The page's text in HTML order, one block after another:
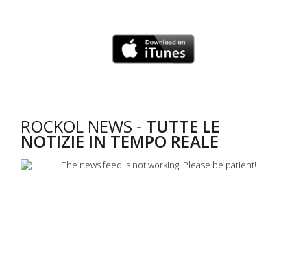
ROCKOL NEWS - TUTTE LE
NOTIZIE IN TEMPO REALE